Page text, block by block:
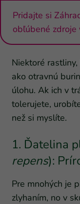
Pridajte si
obľúbené zdroje
Niektoré
ako otravnú
úlohu. Ak ich v
tolerujete,
než si myslíte.
1. Ďatelina
repens):
Pre mnohých je
zlyhaním, no v